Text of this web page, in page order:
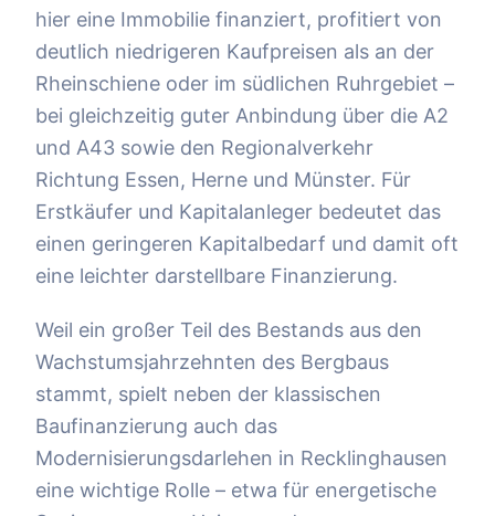
hier eine Immobilie finanziert, profitiert von
deutlich niedrigeren Kaufpreisen als an der
Rheinschiene oder im südlichen Ruhrgebiet –
bei gleichzeitig guter Anbindung über die A2
und A43 sowie den Regionalverkehr
Richtung Essen, Herne und Münster. Für
Erstkäufer und Kapitalanleger bedeutet das
einen geringeren Kapitalbedarf und damit oft
eine leichter darstellbare Finanzierung.
Weil ein großer Teil des Bestands aus den
Wachstumsjahrzehnten des Bergbaus
stammt, spielt neben der klassischen
Baufinanzierung auch das
Modernisierungsdarlehen in Recklinghausen
eine wichtige Rolle – etwa für energetische